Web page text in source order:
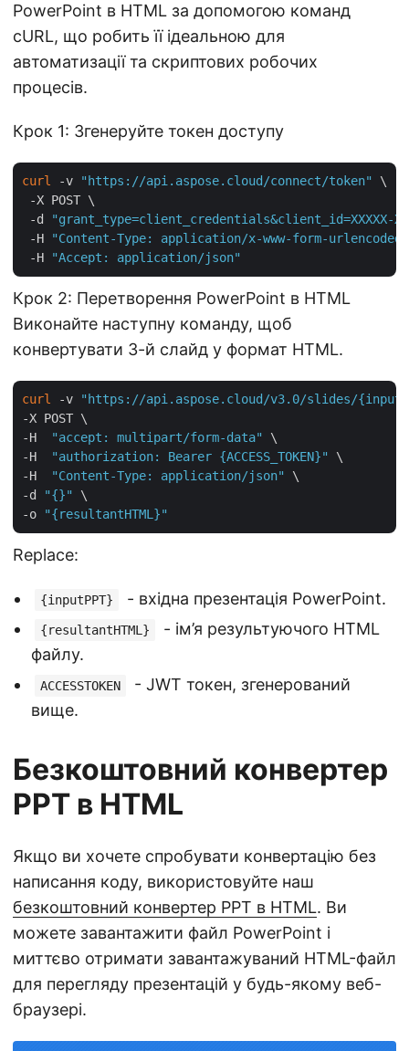
PowerPoint в HTML за допомогою команд
cURL, що робить її ідеальною для
автоматизації та скриптових робочих
процесів.
Крок 1: Згенеруйте токен доступу
curl -v "https://api.aspose.cloud/connect/token"
\
-X POST \
-d
"grant_type=client_credentials&client_id=XXXXX-
-H
"Content-Type: application/x-www-form-urlencoded"
-H
"Accept: application/json"
Крок 2: Перетворення PowerPoint в HTML
Виконайте наступну команду, щоб
конвертувати 3-й слайд у формат HTML.
curl -v
"https://api.aspose.cloud/v3.0/slides/
-X POST \
-H
"accept: multipart/form-data"
\
-H
"authorization: Bearer {ACCESS_TOKEN}"
\
-H
"Content-Type: application/json"
\
-d
"{}"
\
-o
"{resultantHTML}"
Replace:
{inputPPT} - вхідна презентація PowerPoint.
{resultantHTML}
- ім’я результуючого HTML
файлу.
ACCESSTOKEN
- JWT токен, згенерований
вище.
Безкоштовний конвертер
PPT в HTML
Якщо ви хочете спробувати конвертацію без
написання коду, використовуйте наш
безкоштовний конвертер PPT в HTML. Ви
можете завантажити файл PowerPoint і
миттєво отримати завантажуваний HTML-файл
для перегляду презентацій у будь-якому веб-
браузері.